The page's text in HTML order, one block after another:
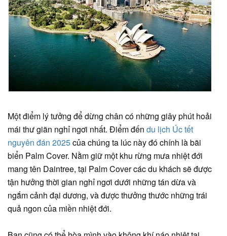
Một điểm lý tưởng để dừng chân có những giây phút hoải
mái thư giãn nghỉ ngơi nhất. Điểm đến du lịch Úc tết
nguyên đán 2025của chúng ta lúc này đó chính là bãi
biển Palm Cover. Nằm giữ một khu rừng mưa nhiệt đới
mang tên Daintree, tại Palm Cover các du khách sẽ được
tận hưởng thời gian nghỉ ngơi dưới những tán dừa và
ngắm cảnh đại dương, và được thưởng thước những trái
quả ngon của miền nhiệt đới.